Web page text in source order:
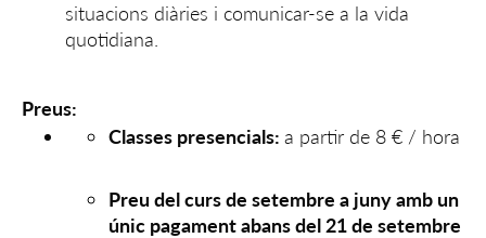
situacions diàries i comunicar-se a la vida
quotidiana.
Preus:
Classes presencials: a partir de 8 € / hora
Preu del curs de setembre a juny amb un
únic pagament abans del 21 de setembre